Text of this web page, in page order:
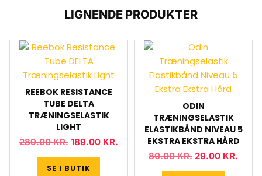
LIGNENDE PRODUKTER
REEBOK RESISTANCE
TUBE DELTA
TRÆNINGSELASTIK
LIGHT
289.00KR. 189.00 KR.
SE I BUTIK
ODIN
TRÆNINGSELASTIK
ELASTIKBÅND NIVEAU 5
EKSTRA EKSTRA HÅRD
80.00KR. 29.00 KR.